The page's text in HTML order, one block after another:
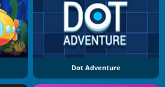
Dot Adventure